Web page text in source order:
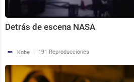
Detrás de escena NASA
Kobe | 191 Reproducciones